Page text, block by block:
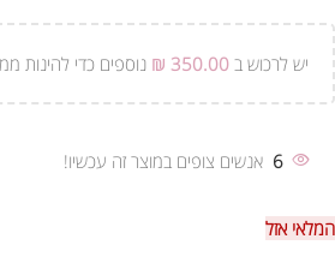
יש לרכוש ב ₪ 350.00 נוספים כדי להינות
6 אנשים צופים במוצר זה עכשיו!
המלאי אזל